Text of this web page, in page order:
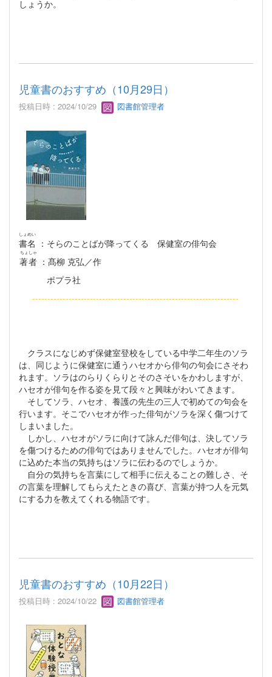
しょうか。
児童書のおすすめ（10月29日）
投稿日時 : 2024/10/29 図書館管理者
書名
しょめい
：そらのことばが降ってくる 保健室の俳句会
著者
ちょしゃ
：髙柳 克弘／作
ポプラ社
--------------------------------------------------------------------
クラスになじめず保健室登校をしている中学二年生のソラ
は、同じように保健室に通うハセオから俳句の句会にさそわ
れます。ソラはのらりくらりとそのさそいをかわしますが、
ハセオが俳句を作る姿を見て段々と興味がわいてきます。
そしてソラ、ハセオ、養護の先生の三人で初めての句会を
行います。そこでハセオが作った俳句がソラを深く傷つけて
しまいました。
しかし、ハセオがソラに向けて詠んだ俳句は、決してソラ
を傷つけるための俳句ではありませんでした。ハセオが俳句
に込めた本当の気持ちはソラに伝わるのでしょうか。
自分の気持ちを言葉にして相手に伝えることの難しさ、そ
の言葉を理解してもらえたときの喜び、言葉が持つ人を元気
にする力を教えてくれる物語です。
児童書のおすすめ（10月22日）
投稿日時 : 2024/10/22 図書館管理者